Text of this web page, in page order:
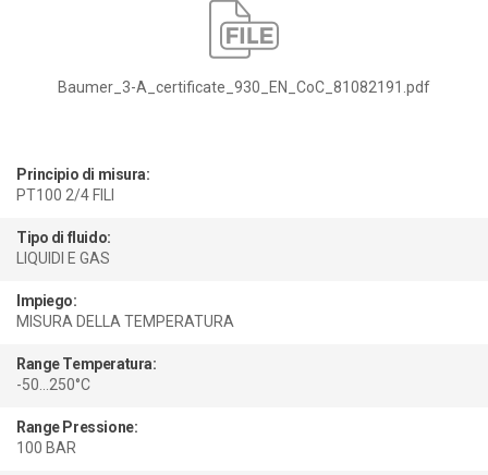
Baumer_3-A_certificate_930_EN_CoC_81082191.pdf
Principio di misura:
PT100 2/4 FILI
Tipo di fluido:
LIQUIDI E GAS
Impiego:
MISURA DELLA TEMPERATURA
Range Temperatura:
-50...250°C
Range Pressione:
100 BAR